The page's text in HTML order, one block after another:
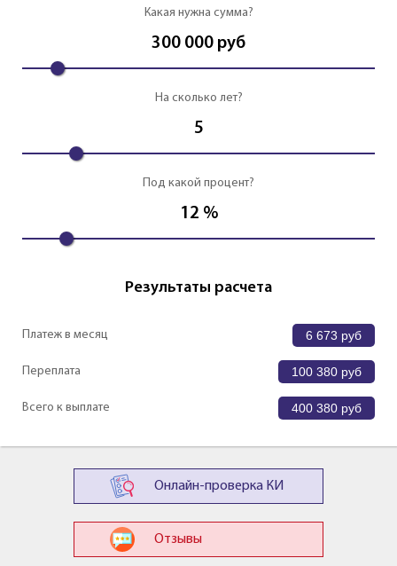
Какая нужна сумма?
300 000 руб
На сколько лет?
5
Под какой процент?
12 %
Результаты расчета
Платеж в месяц 6 673 руб
Переплата 100 380 руб
Всего к выплате 400 380 руб
Онлайн-проверка КИ
Отзывы